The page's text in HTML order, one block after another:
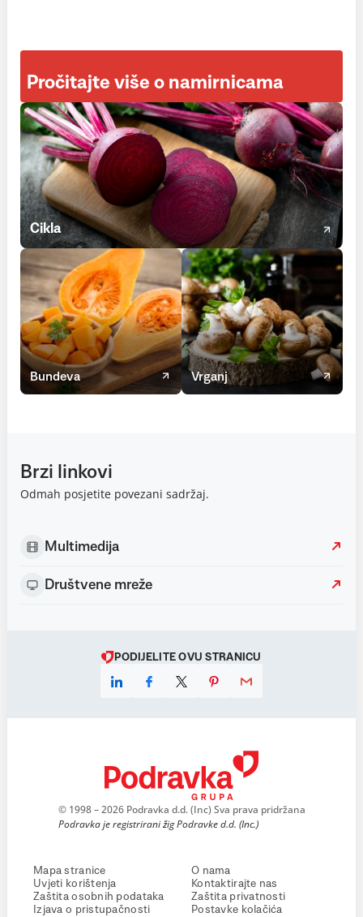
Pročitajte više o namirnicama
Cikla
Bundeva Vrganj
Brzi linkovi
Odmah posjetite povezani sadržaj.
Multimedija
Društvene mreže
PODIJELITE OVU STRANICU
© 1998 – 2026 Podravka d.d. (Inc) Sva prava pridržana
Podravka je registrirani žig Podravke d.d. (Inc.)
Mapa stranice
Uvjeti korištenja
Zaštita osobnih podataka
Izjava o pristupačnosti
O nama
Kontaktirajte nas
Zaštita privatnosti
Postavke kolačića